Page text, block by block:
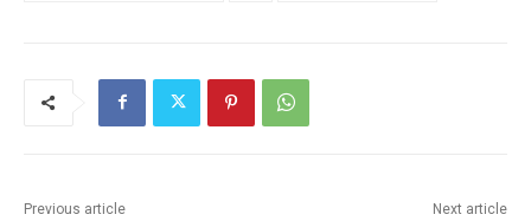
Previous article Next article